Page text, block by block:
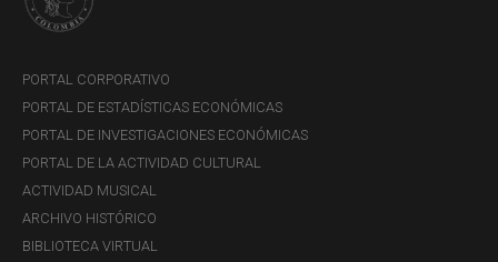
PORTAL CORPORATIVO
PORTAL DE ESTADÍSTICAS ECONÓMICAS
PORTAL DE INVESTIGACIONES ECONÓMICAS
PORTAL DE LA ACTIVIDAD CULTURAL
ACTIVIDAD MUSICAL
ARCHIVO HISTÓRICO
BIBLIOTECA VIRTUAL